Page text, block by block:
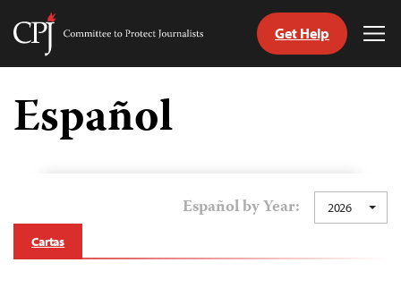
Skip
content
Committee
Journalists
Get Help
Español
Español by Year: 2026
Cartas